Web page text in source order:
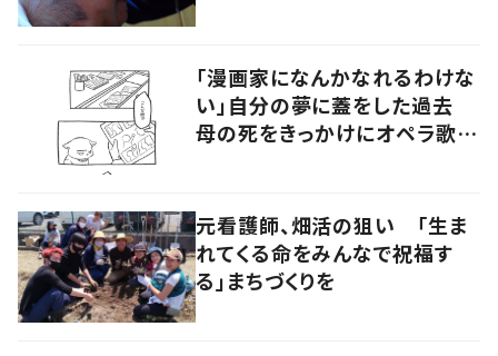
「漫画家になんかなれるわけな
い」自分の夢に蓋をした過去
母の死をきっかけにオペラ歌手
元看護師、畑活の狙い 「生ま
れてくる命をみんなで祝福す
る」まちづくりを